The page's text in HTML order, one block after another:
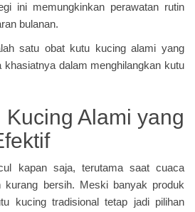
ini memungkinkan perawatan rutin
bulanan.
Alami yang
kapan saja, terutama saat cuaca
kurang bersih. Meski banyak produk
kucing tradisional tetap jadi pilihan